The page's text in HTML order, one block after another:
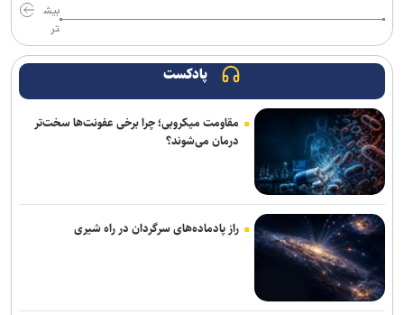
مقام یمنی: ائتلاف‌های جدید هم عربستان را از بحران امنیتی نجات
آملی لاریجانی: ایران به هیچ قیمتی از تنگه هرمز عقب نشینی نخواهد
کرد/ جمهوری اسلامی پیروز جنگ است
گاردین: «توافق مکه» در بوته آزمایش یمن/ تردیدها درباره کارآمدی توافق
دفاعی مشترک ریاض، آنکارا و اسلام‌آباد
الحاج حسن: مذاکرات مستقیم با اسرائیل جز امتیازدهی بیشتر برای لبنان
نتیجه‌ای ندارد
سردار ابن‌الرضا: رسانه بخشی از سامانه بازدارندگی جمهوری اسلامی ایران
است/ صنعت دفاعی و رسانه در حال ساختن قدرت ملی هستند
بیش
تر
پادکست
مقاومت میکروبی؛ چرا برخی عفونت‌ها سخت‌تر
درمان می‌شوند؟
راز پادماده‌های سرگردان در راه شیری